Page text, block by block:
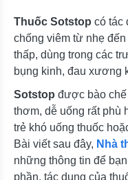
Thuốc Sotstop có tác
chống viêm từ nhẹ
thấp, dùng trong các
bụng kinh, đau xương
Sotstop được bào
thơm, dễ uống rất phù
trẻ khó uống thuốc
Bài viết sau đây, Nhà
những thông tin để
phần, tác dụng của